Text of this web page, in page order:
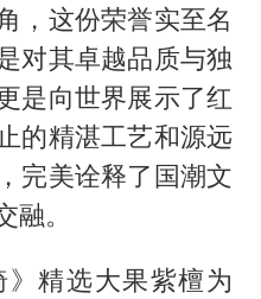
，这份荣誉实至名
对其卓越品质与独
是向世界展示了红
的精湛工艺和源远
完美诠释了国潮文
。
精选大果紫檀为